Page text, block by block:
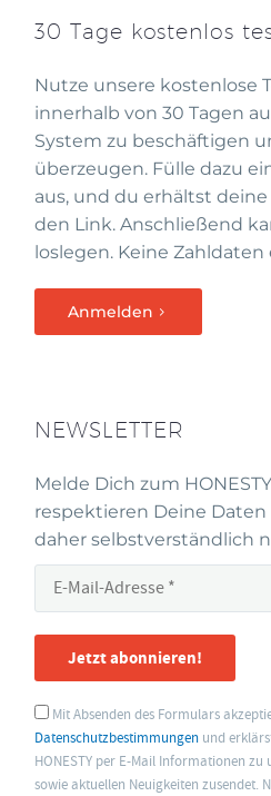
NEWSLETTER
Melde Dich zum
respektieren Deine
daher selbstverständlich
Jetzt abonnieren!
Mit Absenden des Formulars
Datenschutzbestimmungen und
HONESTY per E-Mail Informationen
sowie aktuellen Neuigkeiten zusendet.
30 Tage kostenlos
Nutze unsere kostenlose
innerhalb von 30 Tagen
System zu beschäftigen
überzeugen. Fülle dazu
aus, und du erhältst
den Link. Anschließend
loslegen. Keine
Anmelden